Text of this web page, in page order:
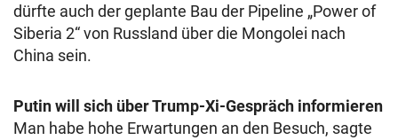
dürfte auch der geplante Bau der Pipeline „Power of
Siberia 2“ von Russland über die Mongolei nach
China sein.
Putin will sich über Trump-Xi-Gespräch informieren
Man habe hohe Erwartungen an den Besuch, sagte